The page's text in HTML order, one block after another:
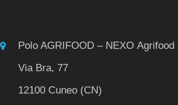
Polo AGRIFOOD – NEXO
Via Bra, 77
12100 Cuneo (CN)